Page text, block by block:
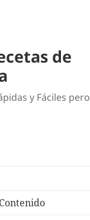
de
y Fáciles pero